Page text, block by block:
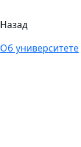
Назад
Об университете